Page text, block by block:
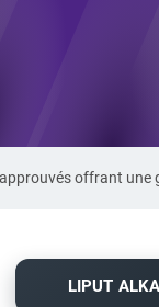
offrant une
LIPUT